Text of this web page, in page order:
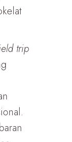
trip